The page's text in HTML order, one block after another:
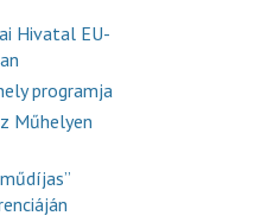
Hivatal EU-
programja
Műhelyen